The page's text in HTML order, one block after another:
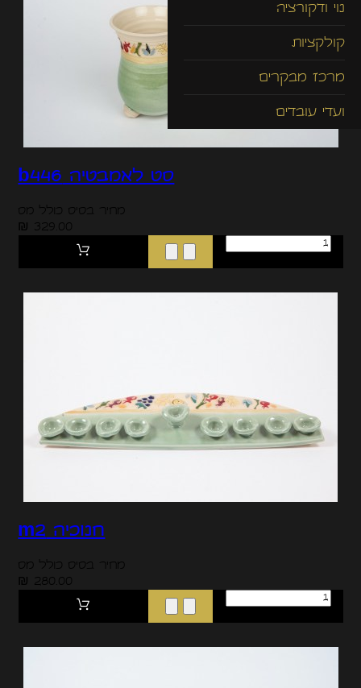
נוי ודקורציה
קולקציות
מרכז מבקרים
ועדי עובדים
סט לאמבטיה b446
מחיר בסיס כולל מס
329.00 ₪
חנוכיה m2
מחיר בסיס כולל מס
280.00 ₪